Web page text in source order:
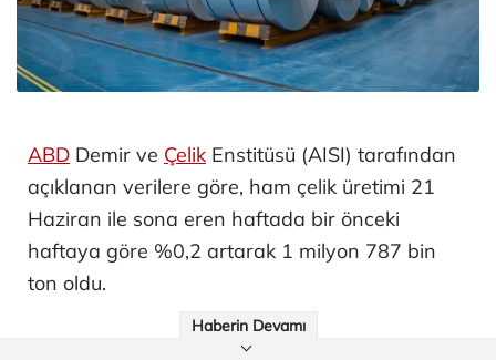
ABD Demir ve Çelik Enstitüsü (AISI) tarafından
açıklanan verilere göre, ham çelik üretimi 21
Haziran ile sona eren haftada bir önceki
haftaya göre %0,2 artarak 1 milyon 787 bin
ton oldu.
Haberin Devamı